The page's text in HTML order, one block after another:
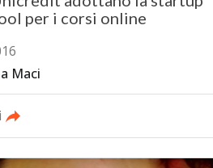
per i corsi online
Maci